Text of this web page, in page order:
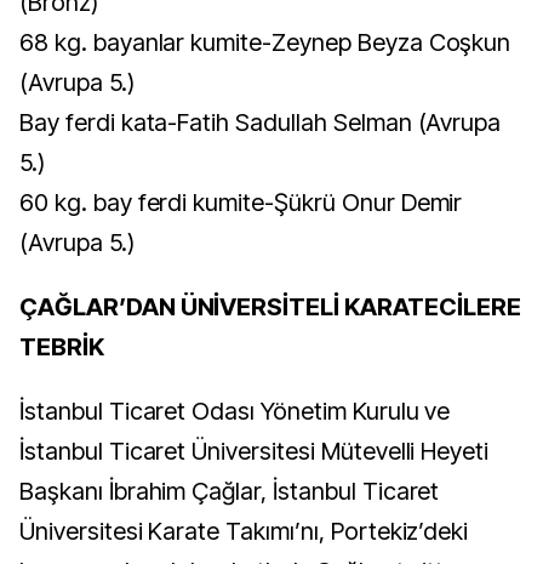
68 kg. bayanlar kumite-Zeynep Beyza Coşkun
(Avrupa 5.)
Bay ferdi kata-Fatih Sadullah Selman (Avrupa
5.)
60 kg. bay ferdi kumite-Şükrü Onur Demir
(Avrupa 5.)
ÇAĞLAR’DAN ÜNİVERSİTELİ KARATECİLERE
TEBRİK
İstanbul Ticaret Odası Yönetim Kurulu ve
İstanbul Ticaret Üniversitesi Mütevelli Heyeti
Başkanı İbrahim Çağlar, İstanbul Ticaret
Üniversitesi Karate Takımı’nı, Portekiz’deki